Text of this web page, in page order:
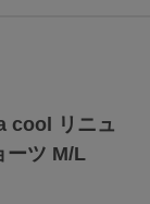
cool リニュ
ーツ M/L